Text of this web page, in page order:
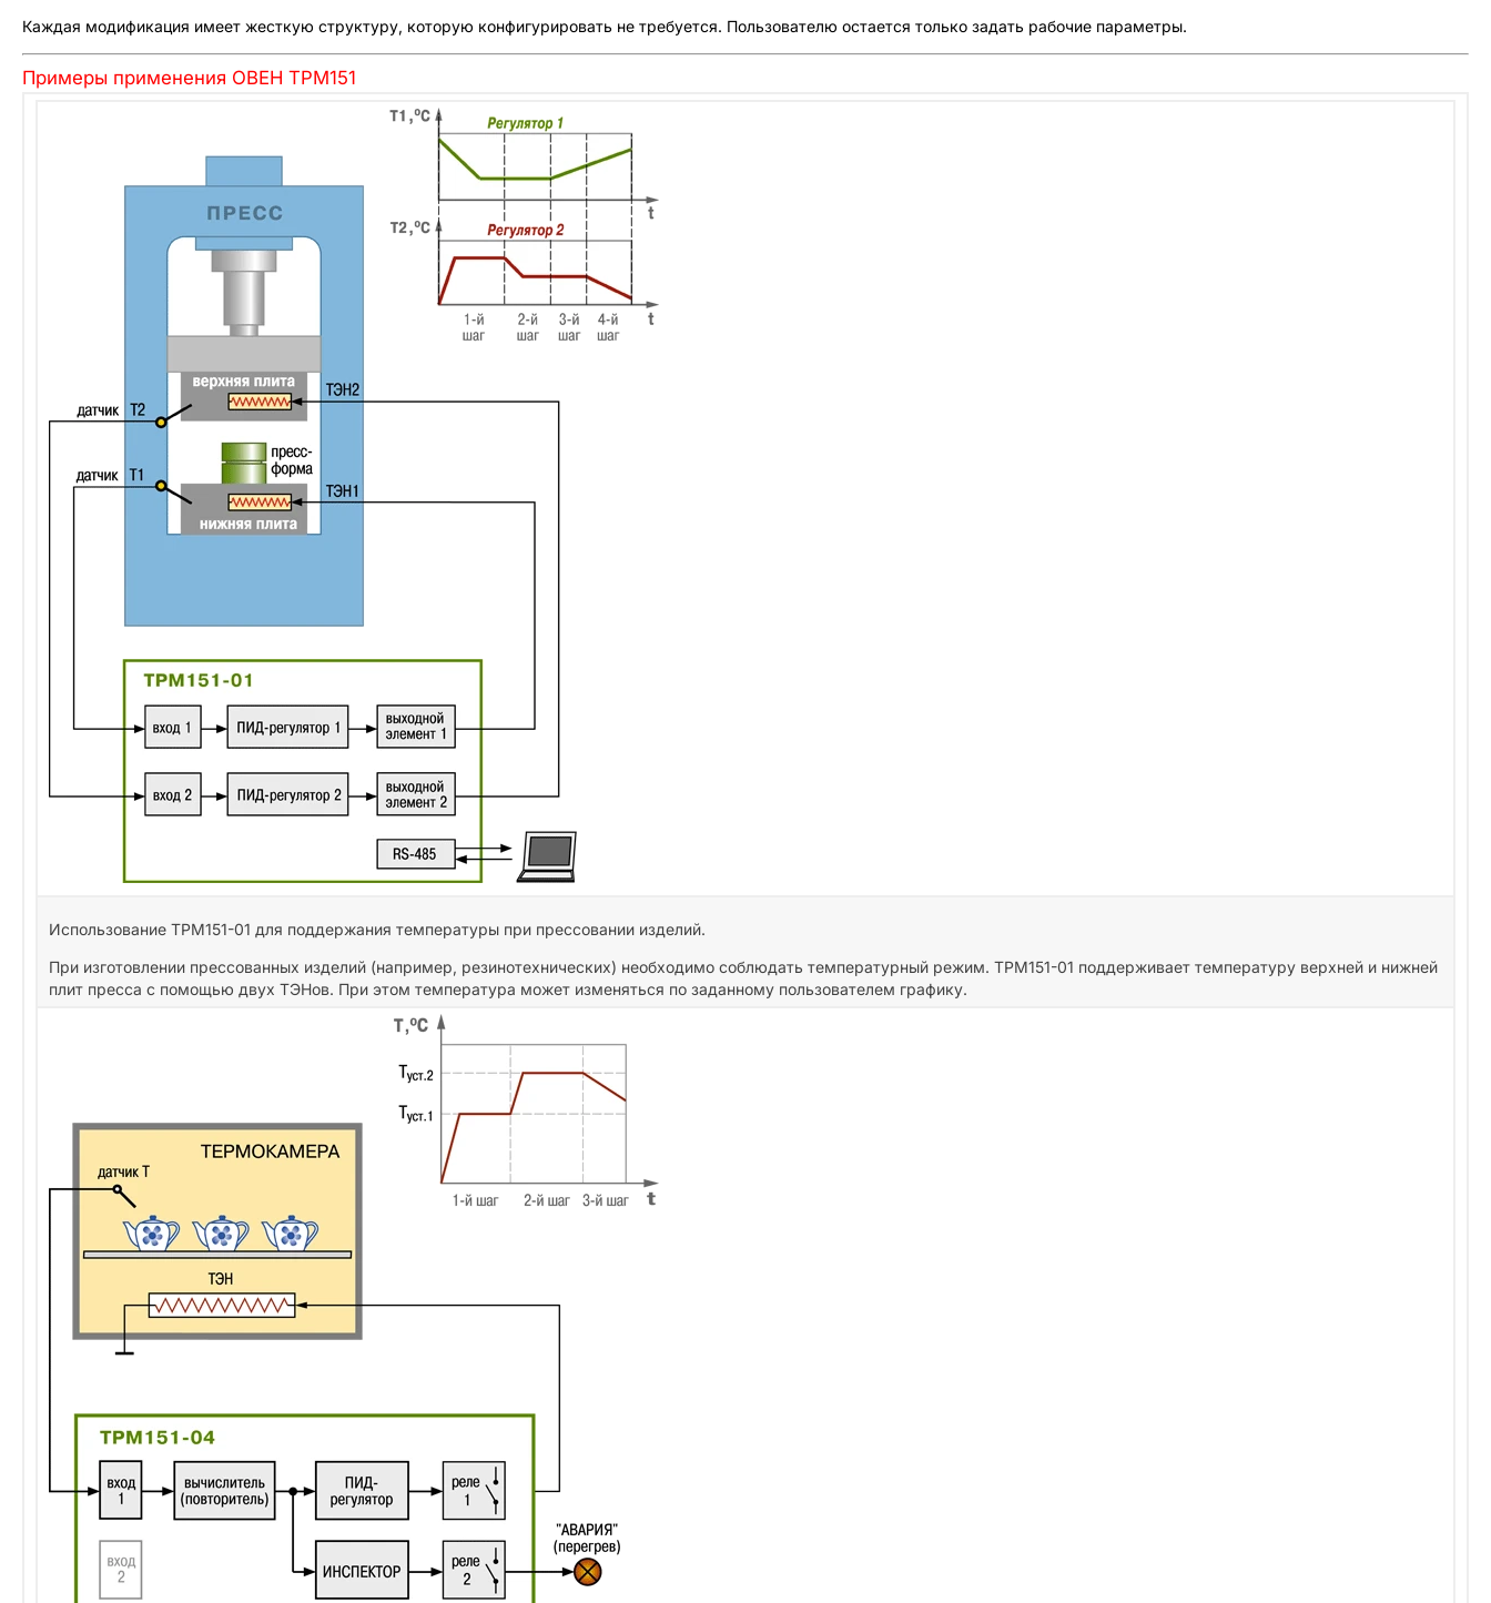
Каждая модификация имеет жесткую структуру, которую конфигурировать не требуется. Пользователю остается только задать рабочие параметры.
Примеры применения ОВЕН ТРМ151
Использование ТРМ151-01 для поддержания температуры при прессовании изделий.
При изготовлении прессованных изделий (например, резинотехнических) необходимо соблюдать температурный режим. ТРМ151-01 поддерживает температуру верхней и нижней
плит пресса с помощью двух ТЭНов. При этом температура может изменяться по заданному пользователем графику.